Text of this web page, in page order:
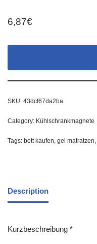
6,87€
SKU: 43dcf67da2ba
Category: Kühlschrankmagnete
Tags: bett kaufen gel matratzen
Description
Kurzbeschreibung *